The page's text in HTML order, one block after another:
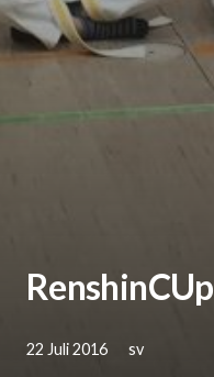
RenshinCUp
22 Juli 2016 sv